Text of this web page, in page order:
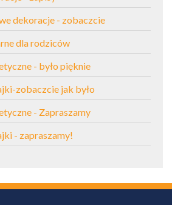
dekoracje - zobaczcie
dla rodziców
- było pięknie
zobaczcie jak było
- Zapraszamy
- zapraszamy!